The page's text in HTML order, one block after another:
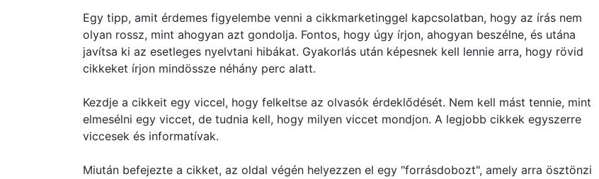
Egy tipp, amit érdemes figyelembe venni a cikkmarketinggel kapcsolatban, hogy az írás nem
olyan rossz, mint ahogyan azt gondolja. Fontos, hogy úgy írjon, ahogyan beszélne, és utána
javítsa ki az esetleges nyelvtani hibákat. Gyakorlás után képesnek kell lennie arra, hogy rövid
cikkeket írjon mindössze néhány perc alatt.
Kezdje a cikkeit egy viccel, hogy felkeltse az olvasók érdeklődését. Nem kell mást tennie, mint
elmesélni egy viccet, de tudnia kell, hogy milyen viccet mondjon. A legjobb cikkek egyszerre
viccesek és informatívak.
Miután befejezte a cikket, az oldal végén helyezzen el egy "forrásdobozt", amely arra ösztönzi